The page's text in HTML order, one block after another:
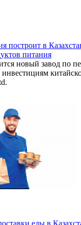
построит в
питания
новый завод по
инвестициям
еды в